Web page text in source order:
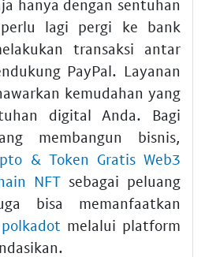
hanya dengan sentuhan
lagi pergi ke bank
transaksi antar
PayPal. Layanan
kemudahan yang
digital Anda. Bagi
membangun bisnis,
& Token Gratis Web3
NFT sebagai peluang
bisa memanfaatkan
melalui platform